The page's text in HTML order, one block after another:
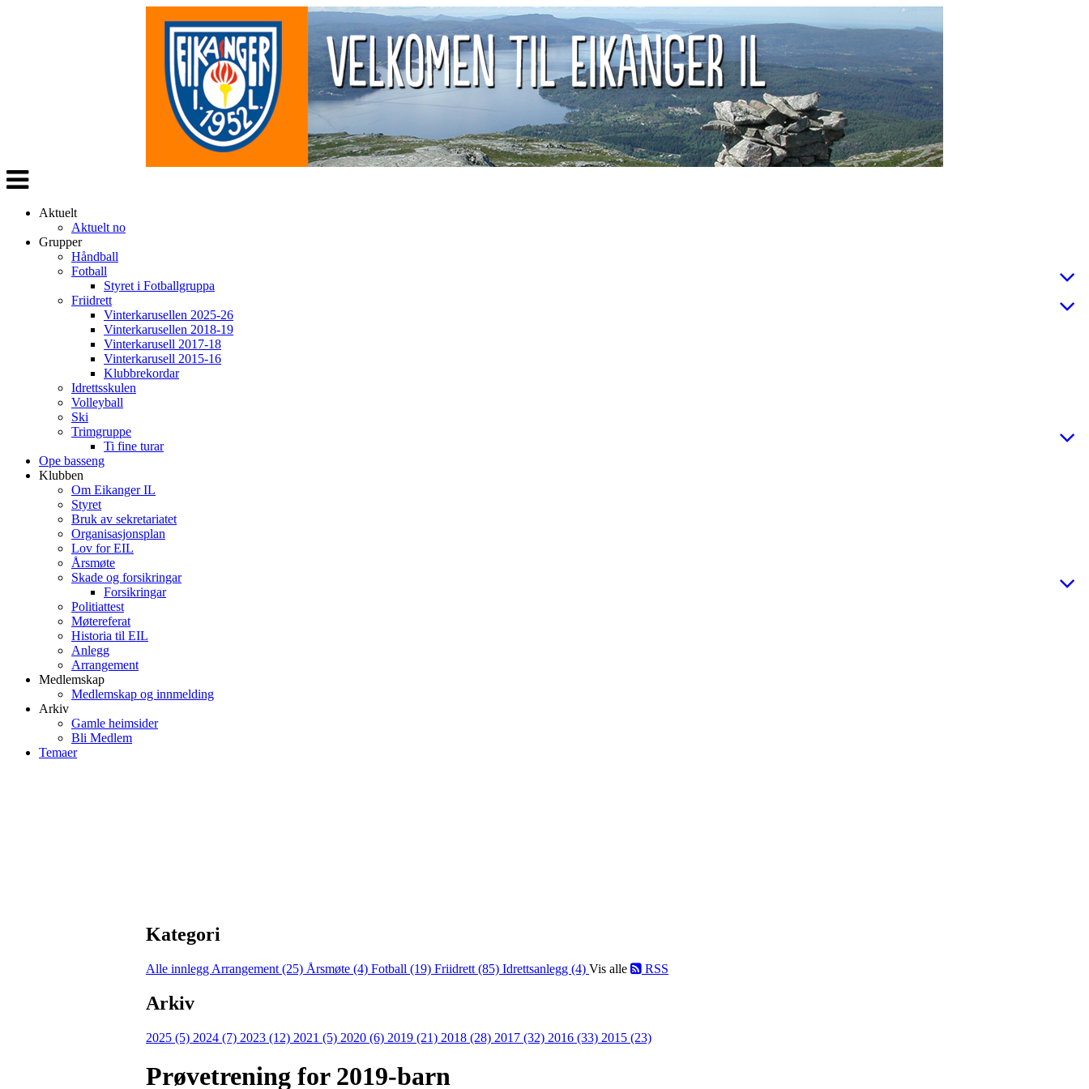
Veksle
navigasjon
Aktuelt
Aktuelt no
Grupper
Håndball
Fotball
Styret i Fotballgruppa
Friidrett
Vinterkarusellen 2025-26
Vinterkarusellen 2018-19
Vinterkarusell 2017-18
Vinterkarusell 2015-16
Klubbrekordar
Idrettsskulen
Volleyball
Ski
Trimgruppe
Ti fine turar
Ope basseng
Klubben
Om Eikanger IL
Styret
Bruk av sekretariatet
Organisasjonsplan
Lov for EIL
Årsmøte
Skade og forsikringar
Forsikringar
Politiattest
Møtereferat
Historia til EIL
Anlegg
Arrangement
Medlemskap
Medlemskap og innmelding
Arkiv
Gamle heimsider
Bli Medlem
Temaer
Kategori
Alle innlegg Arrangement (25) Årsmøte (4) Fotball (19) Friidrett (85) Idrettsanlegg (4) Vis alle RSS
Arkiv
2025 (5) 2024 (7) 2023 (12) 2021 (5) 2020 (6) 2019 (21) 2018 (28) 2017 (32) 2016 (33) 2015 (23)
Prøvetrening for 2019-barn